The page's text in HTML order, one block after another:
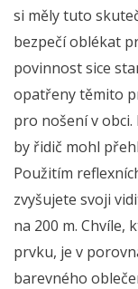
si měly tuto
bezpečí oblékat
povinnost sice
opatřeny těmito
pro nošení v
by řidič mohl
Použitím
zvyšujete svoji
na 200 m.
prvku, je v
barevného